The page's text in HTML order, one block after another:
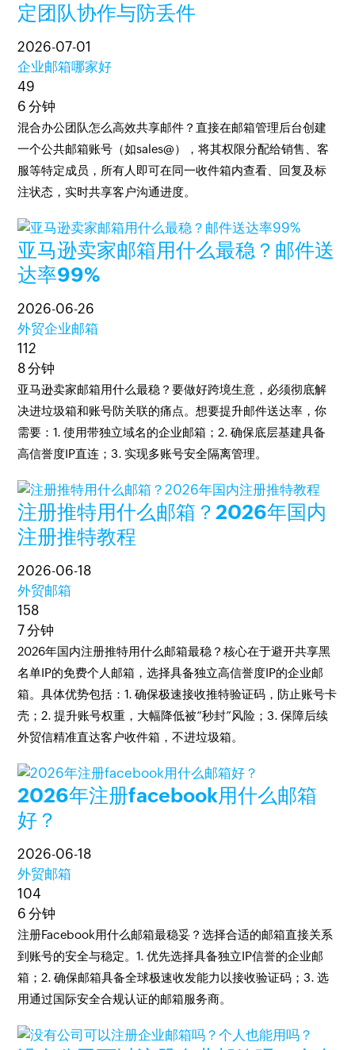
定团队协作与防丢件
2026-07-01
企业邮箱哪家好
49
6 分钟
混合办公团队怎么高效共享邮件？直接在邮箱管理后台创建
一个公共邮箱账号（如sales@），将其权限分配给销售、客
服等特定成员，所有人即可在同一收件箱内查看、回复及标
注状态，实时共享客户沟通进度。
亚马逊卖家邮箱用什么最稳？邮件送
达率99%
2026-06-26
外贸企业邮箱
112
8 分钟
亚马逊卖家邮箱用什么最稳？要做好跨境生意，必须彻底解
决进垃圾箱和账号防关联的痛点。想要提升邮件送达率，你
需要：1. 使用带独立域名的企业邮箱；2. 确保底层基建具备
高信誉度IP直连；3. 实现多账号安全隔离管理。
注册推特用什么邮箱？2026年国内
注册推特教程
2026-06-18
外贸邮箱
158
7 分钟
2026年国内注册推特用什么邮箱最稳？核心在于避开共享黑
名单IP的免费个人邮箱，选择具备独立高信誉度IP的企业邮
箱。具体优势包括：1. 确保极速接收推特验证码，防止账号卡
壳；2. 提升账号权重，大幅降低被“秒封”风险；3. 保障后续
外贸信精准直达客户收件箱，不进垃圾箱。
2026年注册facebook用什么邮箱
好？
2026-06-18
外贸邮箱
104
6 分钟
注册Facebook用什么邮箱最稳妥？选择合适的邮箱直接关系
到账号的安全与稳定。1. 优先选择具备独立IP信誉的企业邮
箱；2. 确保邮箱具备全球极速收发能力以接收验证码；3. 选
用通过国际安全合规认证的邮箱服务商。